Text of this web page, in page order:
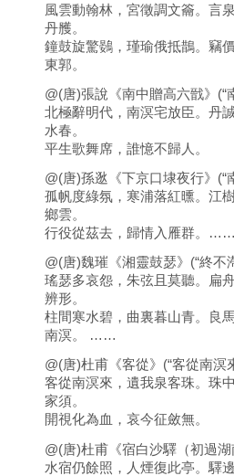
風雲動翰林，宮徵調文籥。言
丹雘。
鐘鼓旋驚鷃，瑾瑜俄抵鵲。竊
東郭。
@(唐)張說《南中贈高六戩》(“
北極辭明代，南溟宅放臣。丹
水春。
平生歌舞席，誰憶不歸人。
@(唐)孫逖《下京口埭夜行》(“
孤帆度綠氛，寒浦落紅曛。江
鄉雲。
行役從茲去，歸情入雁群。
@(唐)魏璀《湘靈鼓瑟》(“終不
瑤瑟多哀怨，朱弦且莫聽。扁
辨形。
柱間寒水碧，曲裏暮山青。良
南溟。 ……
@(唐)杜甫《客從》(“客從南溟
客從南溟來，遺我泉客珠。珠
家須。
開視化為血，哀今征斂無。
@(唐)杜甫《宿白沙驛（初過
水宿仍餘照，人煙復此亭。驛